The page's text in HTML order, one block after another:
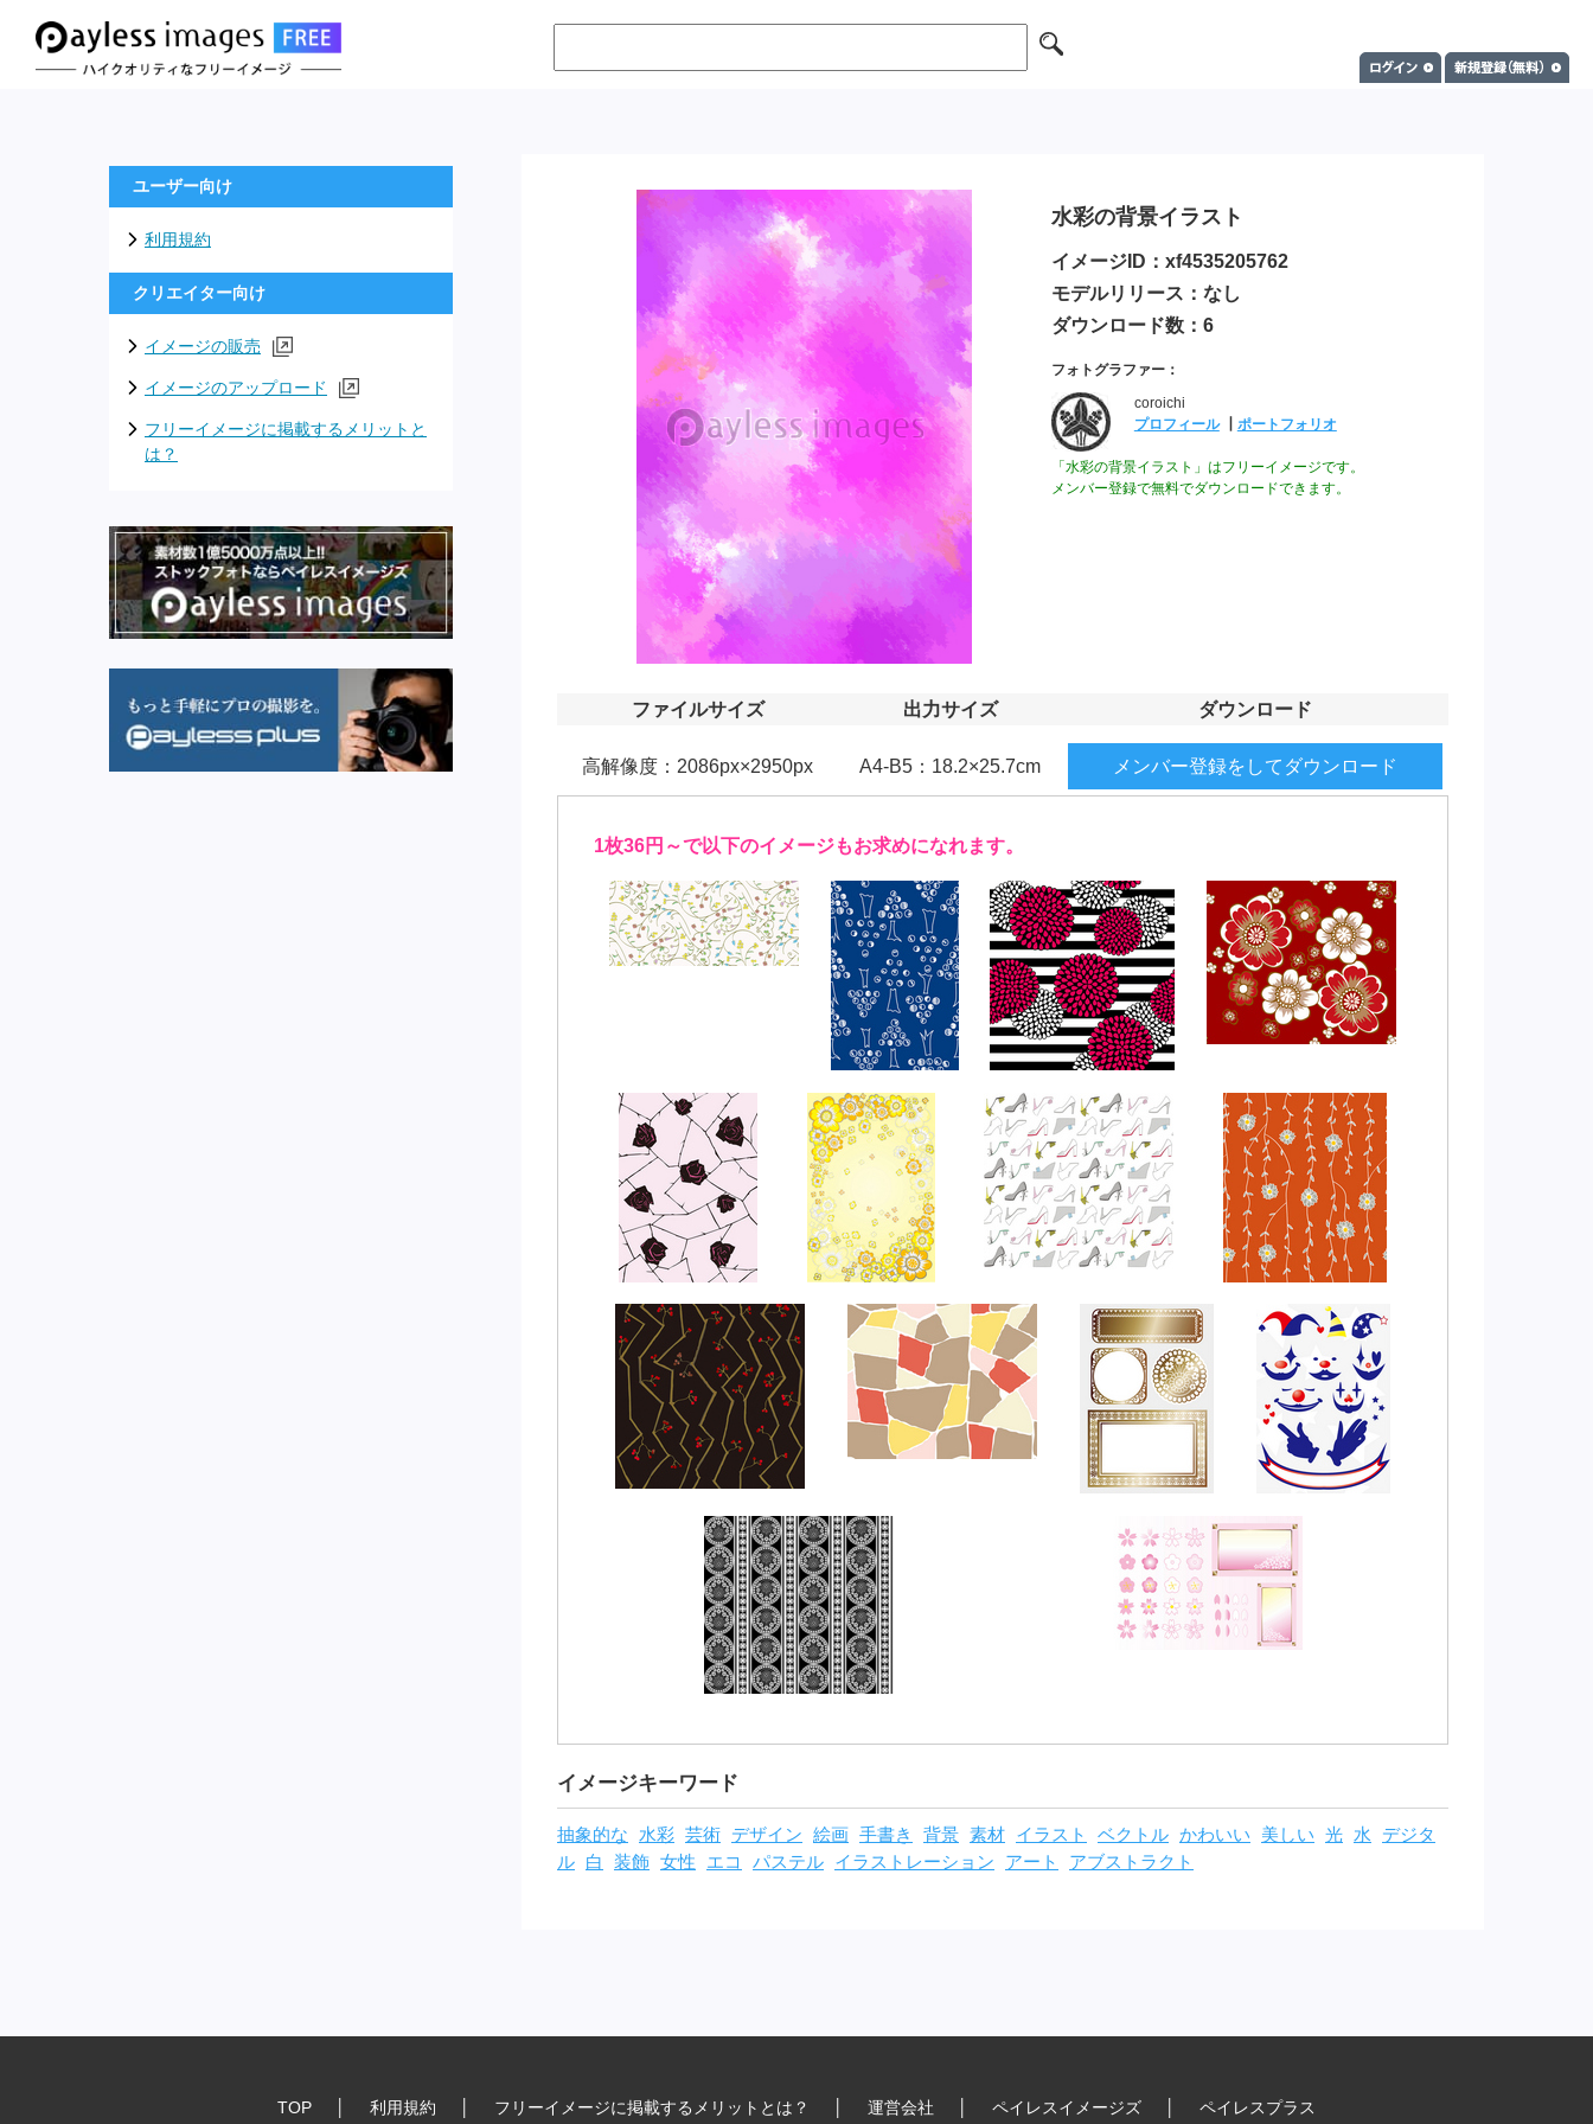
水彩の背景イラスト
イメージID：xf4535205762
モデルリリース：なし
ダウンロード数：6
フォトグラファー：
coroichi
プロフィール┃ ポートフォリオ
「水彩の背景イラスト」はフリーイメージです。
メンバー登録で無料でダウンロードできます。
ファイルサイズ 出力サイズ ダウンロード
高解像度：2086px×2950px A4-B5：18.2×25.7cm メンバー登録をしてダウンロード
1枚36円～で以下のイメージもお求めになれます。
イメージキーワード
抽象的な 水彩 芸術 デザイン 絵画 手書き 背景 素材 イラスト ベクトル かわいい 美しい 光 水
デジタ
ル
白 装飾 女性 エコ パステル イラストレーション アート アブストラクト
ユーザー向け
利用規約
クリエイター向け
イメージの販売
イメージのアップロード
フリーイメージに掲載するメリットと
は？
TOP 利用規約 フリーイメージに掲載するメリットとは？ 運営会社 ペイレスイメージズ ペイレスプラス